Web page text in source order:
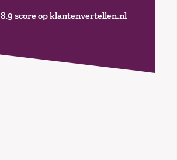
8,9 score op klantenvertellen.nl